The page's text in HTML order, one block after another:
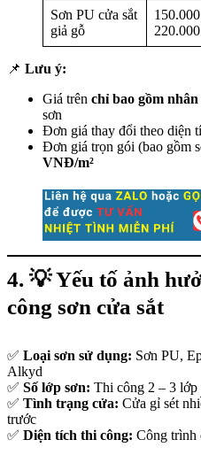
Sơn PU cửa sắt
giả gỗ
220.000
📌 Lưu ý:
Giá trên chỉ bao gồm
sơn
Đơn giá thay đổi theo diện
Đơn giá trọn gói (bao gồm
VNĐ/m²
4. 💡Yếu tố ảnh
công sơn cửa sắt
✅ Loại sơn sử dụng: Sơn PU,
Alkyd
✅ Số lớp sơn: Thi công 2 – 3 lớp
✅ Tình trạng cửa: Cửa gỉ sét
trước
✅ Diện tích thi công: Công trình